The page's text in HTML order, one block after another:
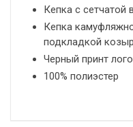
Кепка с сетчатой
Кепка
подкладкой
Черный принт
100% полиэстер